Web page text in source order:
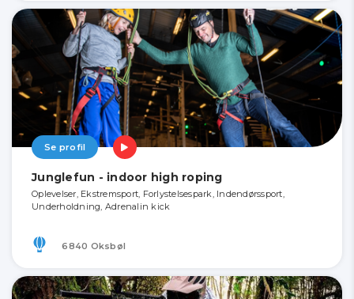
Se profil
Junglefun - indoor high roping
Oplevelser, Ekstremsport, Forlystelsespark, Indendørssport,
Underholdning, Adrenalin kick
6840 Oksbøl